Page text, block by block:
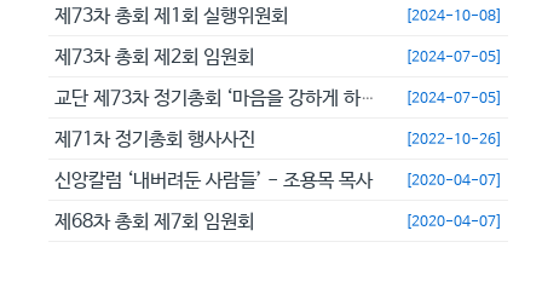
제73차 총회 제1회 실행위원회 [2024-10-08]
제73차 총회 제2회 임원회 [2024-07-05]
교단 제73차 정기총회 ‘마음을 강하게 하고 극히 담대히 하라’ [2024-07-05]
제71차 정기총회 행사사진 [2022-10-26]
신앙칼럼 ‘내버려둔 사람들’ - 조용목 목사 [2020-04-07]
제68차 총회 제7회 임원회 [2020-04-07]